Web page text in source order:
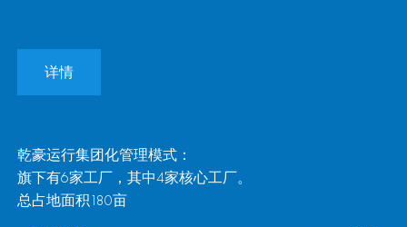
详情
乾豪运行集团化管理模式：
旗下有6家工厂，其中4家核心工厂。
总占地面积180亩